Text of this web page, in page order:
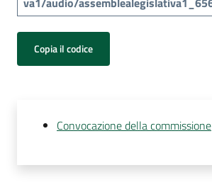
Copia il codice
Convocazione della commissione